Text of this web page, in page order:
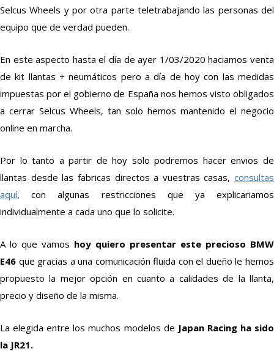
Selcus Wheels y por otra parte teletrabajando las personas del
equipo que de verdad pueden.
En este aspecto hasta el día de ayer 1/03/2020 haciamos venta
de kit llantas + neumáticos pero a día de hoy con las medidas
impuestas por el gobierno de España nos hemos visto obligados
a cerrar Selcus Wheels, tan solo hemos mantenido el negocio
online en marcha.
Por lo tanto a partir de hoy solo podremos hacer envios de
llantas desde las fabricas directos a vuestras casas, consultas
aquí, con algunas restricciones que ya explicariamos
individualmente a cada uno que lo solicite.
A lo que vamos hoy quiero presentar este precioso BMW
E46 que gracias a una comunicación fluida con el dueño le hemos
propuesto la mejor opción en cuanto a calidades de la llanta,
precio y diseño de la misma.
La elegida entre los muchos modelos de Japan Racing ha sido
la JR21.